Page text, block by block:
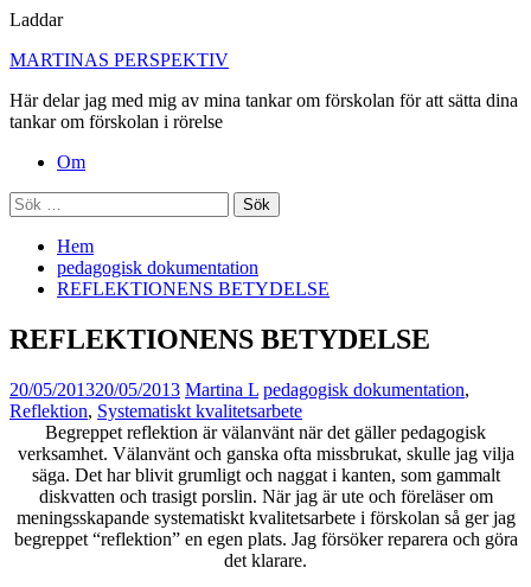
Laddar
Hoppa
innehåll
MARTINAS PERSPEKTIV
Här delar jag med mig av mina tankar om förskolan för att sätta dina
tankar om förskolan i rörelse
PrimärOm
Sök
efter:
Hem
pedagogisk dokumentation
REFLEKTIONENS BETYDELSE
REFLEKTIONENS BETYDELSE
20/05/201320/05/2013 Martina L pedagogisk dokumentation,
Reflektion, Systematiskt kvalitetsarbete
Begreppet reflektion är välanvänt när det gäller pedagogisk
verksamhet. Välanvänt och ganska ofta missbrukat, skulle jag vilja
säga. Det har blivit grumligt och naggat i kanten, som gammalt
diskvatten och trasigt porslin. När jag är ute och föreläser om
meningsskapande systematiskt kvalitetsarbete i förskolan så ger jag
begreppet “reflektion” en egen plats. Jag försöker reparera och göra
det klarare.